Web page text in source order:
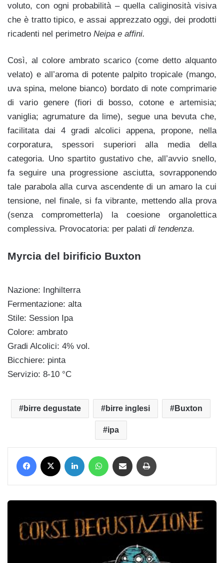
voluto, con ogni probabilità – quella caliginosità visiva
che è tratto tipico, e assai apprezzato oggi, dei prodotti
ricadenti nel perimetro Neipa e affini.
Così, al colore ambrato scarico (come detto alquanto
velato) e all’aroma di potente palpito tropicale (mango,
uva spina, melone bianco) bordato di note comprimarie
di vario genere (fiori di bosso, cotone e artemisia;
vaniglia; agrumature da lime), segue una bevuta che,
facilitata dai 4 gradi alcolici appena, propone, nella
corporatura, spessori superiori alla media della
categoria. Uno spartito gustativo che, all’avvio snello,
fa seguire una progressione asciutta, sovrapponendo
tale parabola alla curva ascendente di un amaro la cui
tensione, nel finale, si fa vibrante, mettendo alla prova
(senza comprometterla) la coesione organolettica
complessiva. Provocatoria: per palati di tendenza.
Myrcia del birificio Buxton
Nazione: Inghilterra
Fermentazione: alta
Stile: Session Ipa
Colore: ambrato
Gradi Alcolici: 4% vol.
Bicchiere: pinta
Servizio: 8-10 °C
birre degustate birre inglesi Buxton
ipa
Facebook LinkedIn WhatsApp Condividi via mail